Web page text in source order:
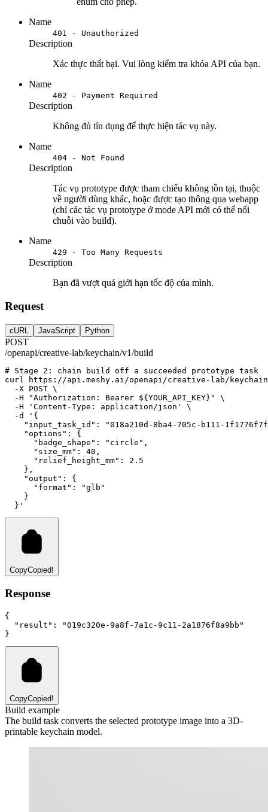
Name
401 - Unauthorized
Description
Xác thực thất bại. Vui lòng kiểm tra khóa API của bạn.
Name
402 - Payment Required
Description
Không đủ tín dụng để thực hiện tác vụ này.
Name
404 - Not Found
Description
Tác vụ prototype được tham chiếu không tồn tại, thuộc
về người dùng khác, hoặc được tạo thông qua webapp
(chỉ các tác vụ prototype ở mode API mới có thể nối
chuỗi vào build).
Name
429 - Too Many Requests
Description
Bạn đã vượt quá giới hạn tốc độ của mình.
Request
cURL JavaScript Python
POST
/openapi/creative-lab/keychain/v1/build
# Stage 2: chain build off a succeeded prototype task
curl
https://api.meshy.ai/openapi/creative-lab/
-X POST \
-H
"Authorization: Bearer ${YOUR_API_KEY}"
\
-H
'Content-Type: application/json'
\
-d
'{
"input_task_id": "018a210d-8ba4-705c-b111-
    "options": {
      "badge_shape": "circle",
      "size_mm": 40,
      "relief_height_mm": 2.5
    },
    "output": {
      "format": "glb"
    }
  }'
CopyCopied!
Response
{
"result" :
"019c320e-9a8f-7a1c-9c11-2a1876f8a9bb"
}
CopyCopied!
Build example
The build task converts the selected prototype image into a 3D-
printable keychain model.